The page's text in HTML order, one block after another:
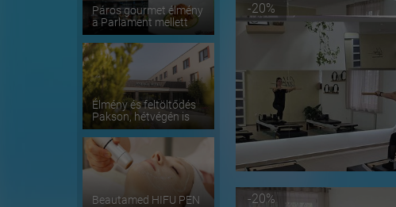
Páros gourmet élmény
a Parlament mellett
Élmény és feltöltődés
Pakson, hétvégén is
Beautamed HIFU PEN
-20%
-20%